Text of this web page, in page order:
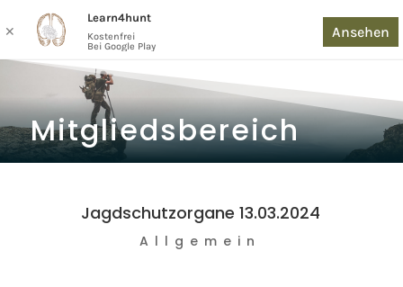
Mitgliedsbereich
Jagdschutzorgane 13.03.2024
Allgemein
✕
Learn4hunt
Kostenfrei
Bei Google Play
Ansehen